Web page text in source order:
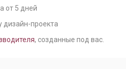
от 5 дней
дизайн-проекта
, созданные под вас.